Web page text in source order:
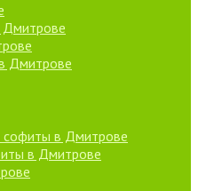
Дмитрове
Дмитрове
софиты в Дмитрове
в Дмитрове